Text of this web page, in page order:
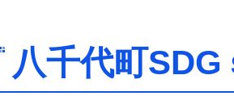
八千代町